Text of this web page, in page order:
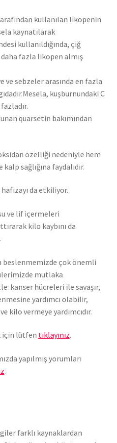
kullanılan likopenin
kaynatılarak
kullanıldığında, çiğ
fazla likopen almış
ve sebzeler arasında en fazla
kuşburnundaki C
quarsetin bakımından
özelliği nedeniyle hem
sağlığına faydalıdır.
da etkiliyor.
ve lif içermeleri
kilo kaybını da
beslenmemizde çok önemli
mutlaka
kanser hücreleri ile savaşır,
yardımcı olabilir,
kilo vermeye yardımcıdır.
için lütfen tıklayınız.
yapılmış yorumları
.
farklı kaynaklardan